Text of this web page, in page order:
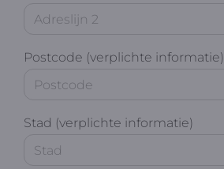
Postcode (verplichte informatie)
Stad (verplichte informatie)